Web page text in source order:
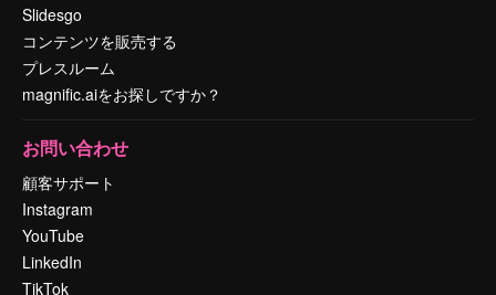
Slidesgo
コンテンツを販売する
プレスルーム
magnific.aiをお探しですか？
お問い合わせ
顧客サポート
Instagram
YouTube
LinkedIn
TikTok